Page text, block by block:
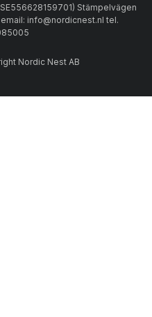
Stämpelvägen
info@nordicnest.nl tel.
Nordic Nest AB